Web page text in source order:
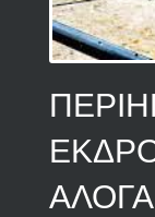
ΑΛΟΓΑ